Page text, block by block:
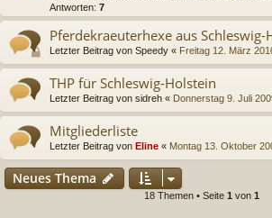
Antworten: 7
Pferdekraeuterhexe aus Schleswig-
Letzter Beitrag von Speedy « Freitag 12. März
THP für Schleswig-Holstein
Letzter Beitrag von sidreh « Donnerstag 9. Juli
Mitgliederliste
Letzter Beitrag von Eline « Montag 13. Oktober
Neues Thema
18 Themen • Seite 1 von 1